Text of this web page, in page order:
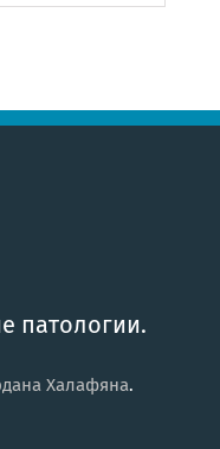
патологии.
Халафяна.